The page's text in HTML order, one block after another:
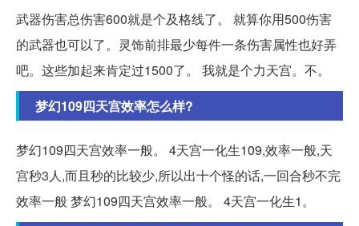
武器伤害总伤害600就是个及格线了。 就算你用500伤害
的武器也可以了。灵饰前排最少每件一条伤害属性也好弄
吧。这些加起来肯定过1500了。 我就是个力天宫。不。
梦幻109四天宫效率怎么样?
梦幻109四天宫效率一般。 4天宫一化生109,效率一般,天
宫秒3人,而且秒的比较少,所以出十个怪的话,一回合秒不完
效率一般 梦幻109四天宫效率一般。 4天宫一化生1。